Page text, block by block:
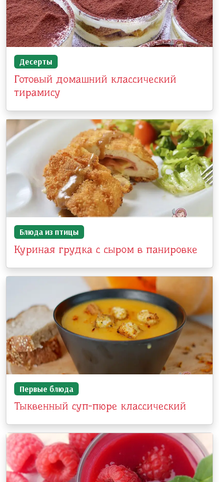
Десерты
Готовый домашний классический
тирамису
Блюда из птицы
Куриная грудка с сыром в панировке
Первые блюда
Тыквенный суп-пюре классический